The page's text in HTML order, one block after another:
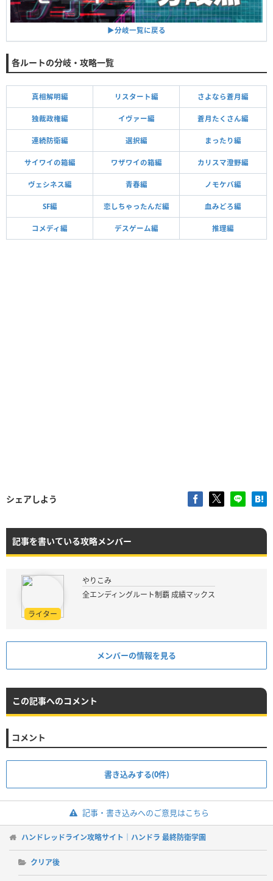
▶︎分岐一覧に戻る
各ルートの分岐・攻略一覧
真相解明編 リスタート編 さよなら蒼月編
独裁政権編 イヴァー編 蒼月たくさん編
連続防衛編 選択編 まったり編
サイワイの箱編 ワザワイの箱編 カリスマ澄野編
ヴェシネス編 青春編 ノモケバ編
SF編 恋しちゃったんだ編 血みどろ編
コメディ編 デスゲーム編 推理編
シェアしよう
記事を書いている攻略メンバー
ライター
やりこみ
全エンディングルート制覇 成績マックス
メンバーの情報を見る
この記事へのコメント
コメント
書き込みする(0件)
記事・書き込みへのご意見はこちら
ハンドレッドライン攻略サイト｜ハンドラ 最終防衛学園
クリア後